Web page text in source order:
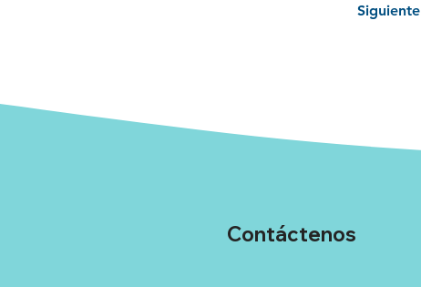
Siguiente
Contáctenos